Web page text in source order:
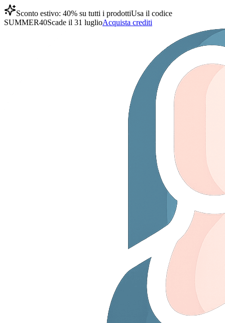
Sconto estivo: 40% su tutti i prodottiUsa il codice
SUMMER40Scade il 31 luglioAcquista crediti